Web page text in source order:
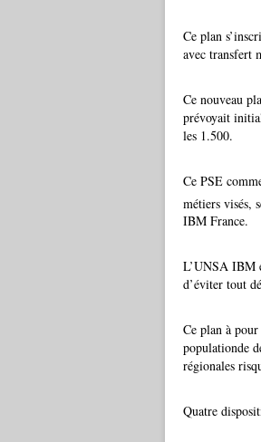
Ce plan
avec transfert
Ce nouveau
prévoyait
les 1.500.
Ce PSE
métiers visés,
IBM France.
L’UNSA IBM
d’éviter tout
Ce plan à
populationde
régionales
Quatre